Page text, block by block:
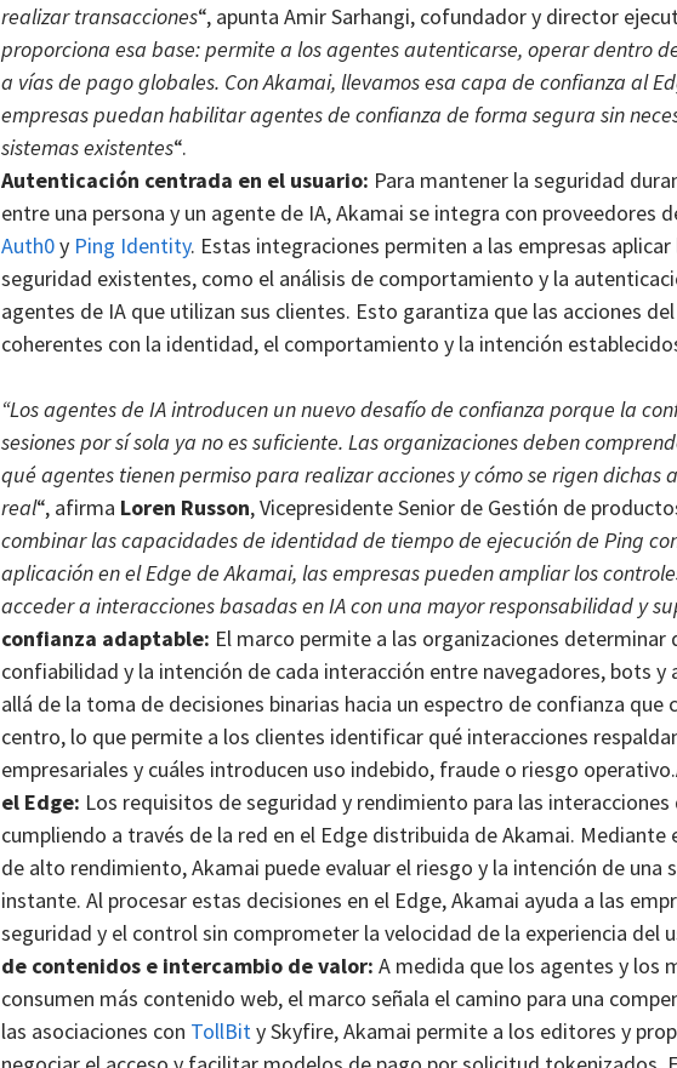
realizar transacciones“, apunta Amir Sarhangi, cofundador y director
proporciona esa base: permite a los agentes autenticarse, operar dentro
a vías de pago globales. Con Akamai, llevamos esa capa de confianza al
empresas puedan habilitar agentes de confianza de forma segura sin
sistemas existentes“.
Autenticación centrada en el usuario: Para mantener la seguridad
entre una persona y un agente de IA, Akamai se integra con proveedores
Auth0y Ping Identity. Estas integraciones permiten a las empresas
seguridad existentes, como el análisis de comportamiento y la
agentes de IA que utilizan sus clientes. Esto garantiza que las acciones
coherentes con la identidad, el comportamiento y la intención
“Los agentes de IA introducen un nuevo desafío de confianza porque la
sesiones por sí sola ya no es suficiente. Las organizaciones deben
qué agentes tienen permiso para realizar acciones y cómo se rigen dichas
real“, afirma Loren Russon, Vicepresidente Senior de Gestión de
combinar las capacidades de identidad de tiempo de ejecución de Ping
aplicación en el Edge de Akamai, las empresas pueden ampliar los
acceder a interacciones basadas en IA con una mayor responsabilidad y
confianza adaptable: El marco permite a las organizaciones determinar
confiabilidad y la intención de cada interacción entre navegadores, bots y
allá de la toma de decisiones binarias hacia un espectro de confianza que
centro, lo que permite a los clientes identificar qué interacciones
empresariales y cuáles introducen uso indebido, fraude o riesgo operativo.
el Edge: Los requisitos de seguridad y rendimiento para las interacciones
cumpliendo a través de la red en el Edge distribuida de Akamai. Mediante
de alto rendimiento, Akamai puede evaluar el riesgo y la intención de una
instante. Al procesar estas decisiones en el Edge, Akamai ayuda a las
seguridad y el control sin comprometer la velocidad de la experiencia del
de contenidos e intercambio de valor: A medida que los agentes y los
consumen más contenido web, el marco señala el camino para una
las asociaciones con TollBity Skyfire, Akamai permite a los editores y